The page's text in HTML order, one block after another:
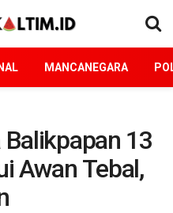
MANCANEGARA
13
Awan Tebal,